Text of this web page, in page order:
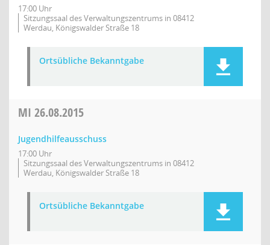
17:00 Uhr
Sitzungssaal des Verwaltungszentrums in 08412
Werdau, Königswalder Straße 18
Ortsübliche Bekanntgabe
MI 26.08.2015
Jugendhilfeausschuss
17:00 Uhr
Sitzungssaal des Verwaltungszentrums in 08412
Werdau, Königswalder Straße 18
Ortsübliche Bekanntgabe